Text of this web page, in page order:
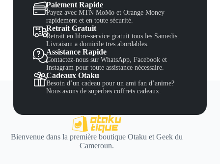
Paiement Rapide
Payez avec MTN MoMo et Orange Money
rapidement et en toute sécurité.
Retrait Gratuit
Retrait en libre-service gratuit tous les Samedis.
Livraison a domicile tres abordables.
Assistance Rapide
Contactez-nous sur WhatsApp, Facebook et
Instagram pour toute assistance nécessaire.
Cadeaux Otaku
Besoin d’un cadeau pour un ami fan d’anime?
Nous avons de superbes coffrets cadeaux.
Bienvenue dans la première boutique Otaku et Geek du
Cameroun.